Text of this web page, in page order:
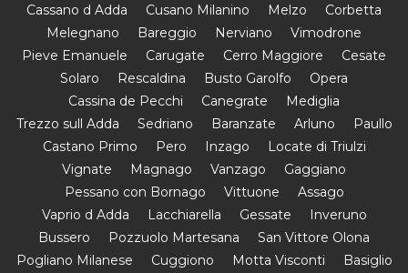
Cassano d Adda
Cusano Milanino Melzo
Corbetta
Melegnano
Bareggio Nerviano
Vimodrone
Pieve Emanuele
Carugate Cerro Maggiore
Cesate
Solaro
Rescaldina Busto Garolfo
Opera
Cassina de Pecchi
Canegrate
Mediglia
Trezzo sull Adda
Sedriano Baranzate Arluno
Paullo
Castano Primo
Pero Inzago
Locate di Triulzi
Vignate
Magnago Vanzago
Gaggiano
Pessano con Bornago
Vittuone
Assago
Vaprio d Adda
Lacchiarella Gessate
Inveruno
Bussero
Pozzuolo Martesana
San Vittore Olona
Pogliano Milanese
Cuggiono Motta Visconti
Basiglio